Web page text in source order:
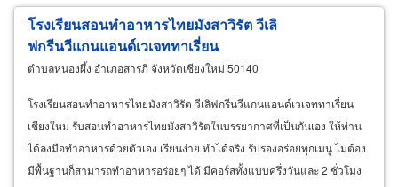
โรงเรียนสอนทำอาหารไทยมังสาวิรัต วีเลิ
ฟกรีนวีแกนแอนด์เวเจททาเรี่ยน
ตำบลหนองผึ้ง อำเภอสารภี จังหวัดเชียงใหม่ 50140
โรงเรียนสอนทำอาหารไทยมังสาวิรัต วีเลิฟกรีนวีแกนแอนด์เวเจททาเรี่ยน
เชียงใหม่ รับสอนทำอาหารไทยมังสาวิรัตในบรรยากาศที่เป็นกันเอง ให้ท่าน
ได้ลงมือทำอาหารด้วยตัวเอง เรียนง่าย ทำได้จริง รับรองอร่อยทุกเมนู ไม่ต้อง
มีพื้นฐานก็สามารถทำอาหารอร่อยๆ ได้ มีคอร์สทั้งแบบครึ่งวันและ 2 ชั่วโมง